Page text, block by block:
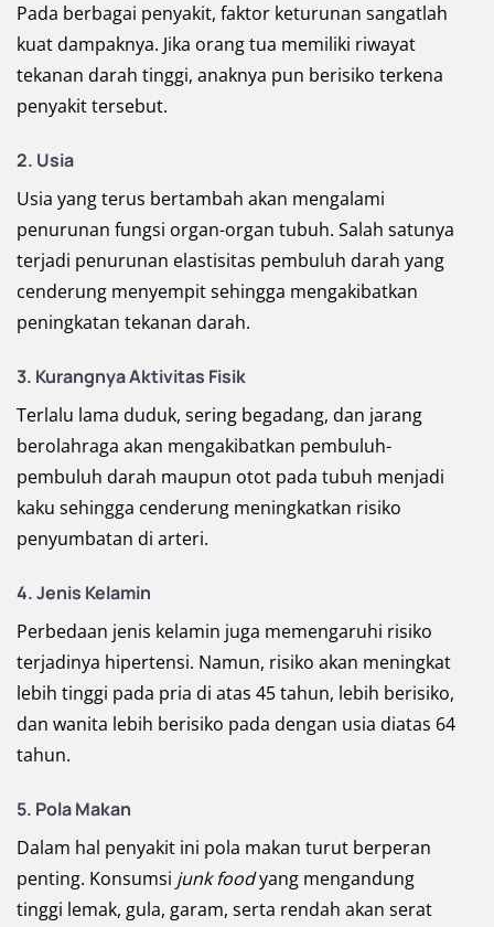
Pada berbagai penyakit, faktor keturunan sangatlah
kuat dampaknya. Jika orang tua memiliki riwayat
tekanan darah tinggi, anaknya pun berisiko terkena
penyakit tersebut.
2. Usia
Usia yang terus bertambah akan mengalami
penurunan fungsi organ-organ tubuh. Salah satunya
terjadi penurunan elastisitas pembuluh darah yang
cenderung menyempit sehingga mengakibatkan
peningkatan tekanan darah.
3. Kurangnya Aktivitas Fisik
Terlalu lama duduk, sering begadang, dan jarang
berolahraga akan mengakibatkan pembuluh-
pembuluh darah maupun otot pada tubuh menjadi
kaku sehingga cenderung meningkatkan risiko
penyumbatan di arteri.
4. Jenis Kelamin
Perbedaan jenis kelamin juga memengaruhi risiko
terjadinya hipertensi. Namun, risiko akan meningkat
lebih tinggi pada pria di atas 45 tahun, lebih berisiko,
dan wanita lebih berisiko pada dengan usia diatas 64
tahun.
5. Pola Makan
Dalam hal penyakit ini pola makan turut berperan
penting. Konsumsi junk foodyang mengandung
tinggi lemak, gula, garam, serta rendah akan serat